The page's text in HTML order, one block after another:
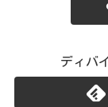
ディバ